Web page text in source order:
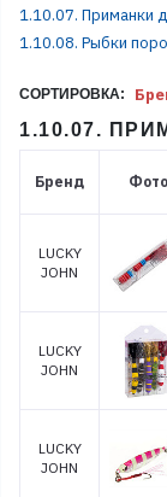
1.10.07. Приманки
1.10.08. Рыбки
СОРТИРОВКА:
1.10.07.
Бренд Фото
LUCKY
JOHN
LUCKY
JOHN
LUCKY
JOHN